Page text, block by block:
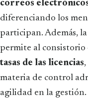
correos
diferenciando los
participan. Además,
permite al consistorio
tasas de las licencias
materia de control
agilidad en la gestión.